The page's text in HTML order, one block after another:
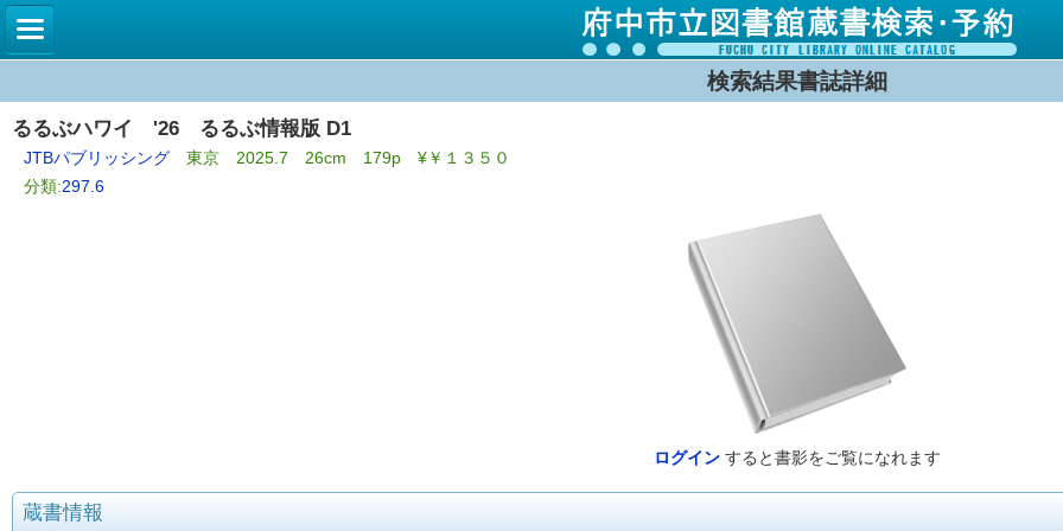
検索結果書誌詳細
るるぶハワイ '26 るるぶ情報版 D1
JTBパブリッシング 東京 2025.7 26cm 179p ¥￥１３５０
分類:297.6
ログイン すると書影をご覧になれます
蔵書情報